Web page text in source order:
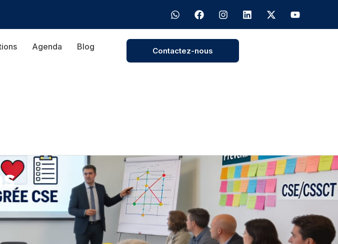
Agenda Blog Contactez-nous